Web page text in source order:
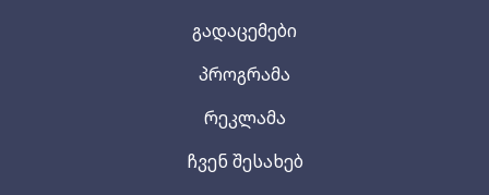
გადაცემები
პროგრამა
რეკლამა
ჩვენ შესახებ